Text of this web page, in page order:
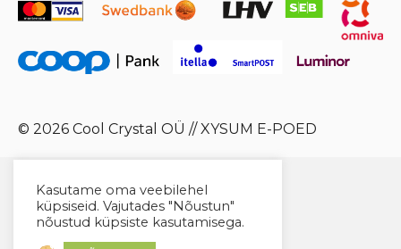
© 2026 Cool Crystal OÜ //XYSUM E-POED
Kasutame oma veebilehel
küpsiseid. Vajutades "Nõustun"
nõustud küpsiste kasutamisega.